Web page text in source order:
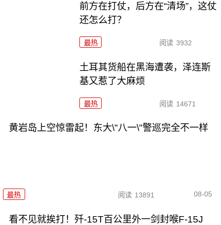
前方在打仗，后方在“清场”，这仗
还怎么打？
最热 阅读 3932
土耳其货船在黑海遭袭，泽连斯
基又惹了大麻烦
最热 阅读 14671
黄岩岛上空惊雷起！东大\"八一\"警巡完全不一样
最热 阅读 13891 08-05
看不见就挨打！歼-15T百公里外一剑封喉F-15J